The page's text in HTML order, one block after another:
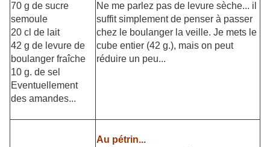
70 g de sucre
semoule
20 cl de lait
42 g de levure de
boulanger fraîche
10 g. de sel
Eventuellement
des amandes...
Ne me parlez pas de levure sèche... il
suffit simplement de penser à passer
chez le boulanger la veille. Je mets le
cube entier (42 g.), mais on peut
réduire un peu...
Au pétrin...